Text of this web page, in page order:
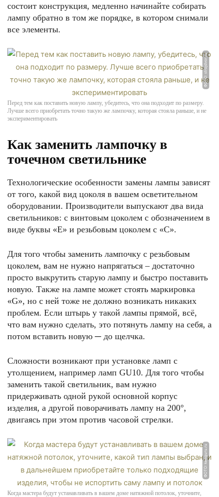
состоит конструкция, медленно начинайте собирать
лампу обратно в том же порядке, в котором снимали
все элементы.
ФОТО: strojdvor.ru
Перед тем как поставить новую лампу, убедитесь, что она подходит по размеру.
Лучше всего приобретать точно такую же лампочку, которая стояла раньше, и не
экспериментировать
Как заменить лампочку в
точечном светильнике
Технологические особенности замены лампы зависят
от того, какой вид цоколя в вашем осветительном
оборудовании. Производители выпускают два вида
светильников: с винтовым цоколем с обозначением в
виде буквы «Е» и резьбовым цоколем с «С».
Для того чтобы заменить лампочку с резьбовым
цоколем, вам не нужно напрягаться – достаточно
просто выкрутить старую лампу и быстро поставить
новую. Также на лампе может стоять маркировка
«G», но с ней тоже не должно возникать никаких
проблем. Если штырь у такой лампы прямой, всё,
что вам нужно сделать, это потянуть лампу на себя, а
потом вставить новую ─ до щелчка.
Сложности возникают при установке ламп с
утолщением, например ламп GU10. Для того чтобы
заменить такой светильник, вам нужно
придерживать одной рукой основной корпус
изделия, а другой поворачивать лампу на 200°,
двигаясь при этом против часовой стрелки.
ФОТО: kenguru.ru
Когда мастера будут устанавливать в вашем доме натяжной потолок, уточните,